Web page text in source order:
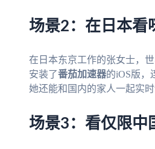
场景2：在日本看
在日本东京工作的张女士，
安装了番茄加速器的iOS版，
她还能和国内的家人一起实
场景3：看仅限中